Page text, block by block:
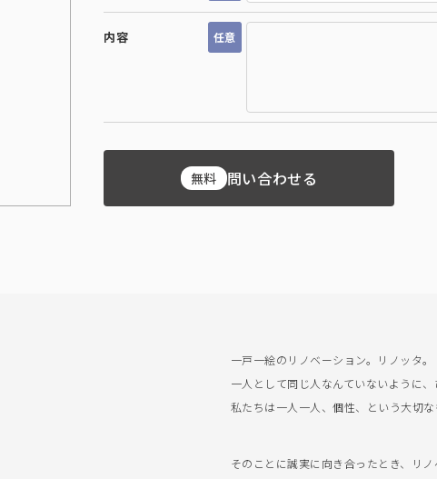
内容 任意
無料 問い合わせる
一戸一絵のリノベーション。リノッタ。
一人として同じ人なんていないように
私たちは一人一人、個性、という大切な
そのことに誠実に向き合ったとき、リ